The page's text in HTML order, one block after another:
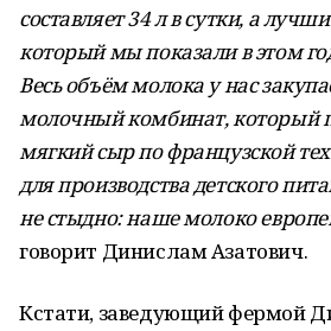
составляет 34 л в сутки, а
который мы показали в этом
Весь объём молока у нас
молочный комбинат, который
мягкий сыр по французской
для производства детского
не стыдно: наше молоко
говорит Динислам Азатович.
Кстати, заведующий фермой